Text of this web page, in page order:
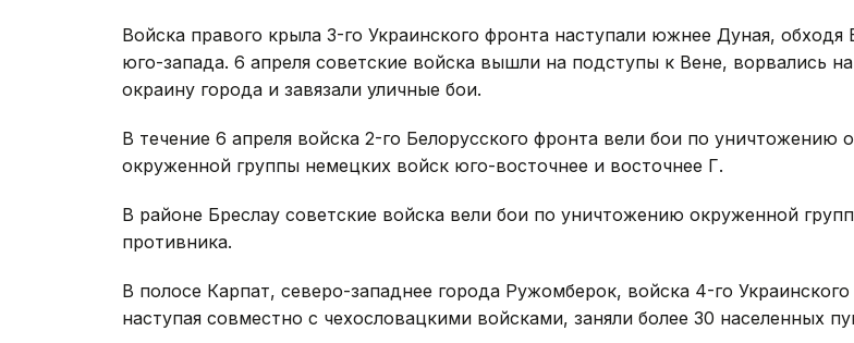
Войска правого крыла 3-го Украинского фронта наступали южнее Дуная, обходя
юго-запада. 6 апреля советские войска вышли на подступы к Вене, ворвались
окраину города и завязали уличные бои.
В течение 6 апреля войска 2-го Белорусского фронта вели бои по уничтожению
окруженной группы немецких войск юго-восточнее и восточнее Г.
В районе Бреслау советские войска вели бои по уничтожению окруженной
противника.
В полосе Карпат, северо-западнее города Ружомберок, войска 4-го
наступая совместно с чехословацкими войсками, заняли более 30 населенных